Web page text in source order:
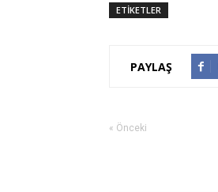
ETİKETLER
PAYLAŞ
« Önceki